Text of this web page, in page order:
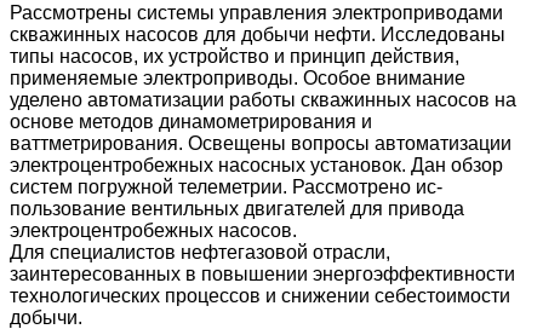
Рассмотрены системы управления электроприводами
скважинных насо­сов для добычи нефти. Исследованы
типы насосов, их устройство и принцип действия,
применяемые электроприводы. Особое внимание
уделено автомати­зации работы скважинных насосов на
основе методов динамометрирования и
ваттметрирования. Освещены вопросы автоматизации
электроцентробежных насосных установок. Дан обзор
систем погружной телеметрии. Рассмотрено ис­
пользование вентильных двигателей для привода
электроцентробежных насосов.
Для специалистов нефтегазовой отрасли,
заинтересованных в повышении энергоэффективности
технологических процессов и снижении себестоимости
до­бычи.